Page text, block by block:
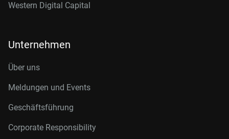
Western Digital Capital
Unternehmen
Über uns
Meldungen und Events
Geschäftsführung
Corporate Responsibility